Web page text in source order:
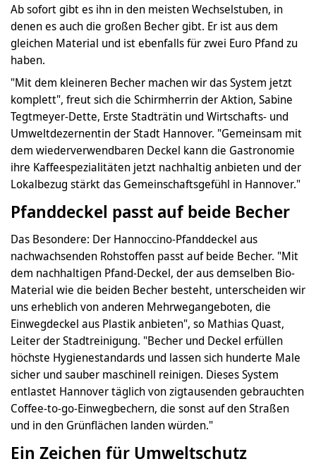
Ab sofort gibt es ihn in den meisten Wechselstuben, in
denen es auch die großen Becher gibt. Er ist aus dem
gleichen Material und ist ebenfalls für zwei Euro Pfand zu
haben.
"Mit dem kleineren Becher machen wir das System jetzt
komplett", freut sich die Schirmherrin der Aktion, Sabine
Tegtmeyer-Dette, Erste Stadträtin und Wirtschafts- und
Umweltdezernentin der Stadt Hannover. "Gemeinsam mit
dem wiederverwendbaren Deckel kann die Gastronomie
ihre Kaffeespezialitäten jetzt nachhaltig anbieten und der
Lokalbezug stärkt das Gemeinschaftsgefühl in Hannover."
Pfanddeckel passt auf beide Becher
Das Besondere: Der Hannoccino-Pfanddeckel aus
nachwachsenden Rohstoffen passt auf beide Becher. "Mit
dem nachhaltigen Pfand-Deckel, der aus demselben Bio-
Material wie die beiden Becher besteht, unterscheiden wir
uns erheblich von anderen Mehrwegangeboten, die
Einwegdeckel aus Plastik anbieten", so Mathias Quast,
Leiter der Stadtreinigung. "Becher und Deckel erfüllen
höchste Hygienestandards und lassen sich hunderte Male
sicher und sauber maschinell reinigen. Dieses System
entlastet Hannover täglich von zigtausenden gebrauchten
Coffee-to-go-Einwegbechern, die sonst auf den Straßen
und in den Grünflächen landen würden."
Ein Zeichen für Umweltschutz